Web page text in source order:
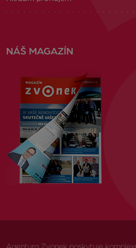
NÁŠ MAGAZÍN
Agentura Zvonek poskytuje